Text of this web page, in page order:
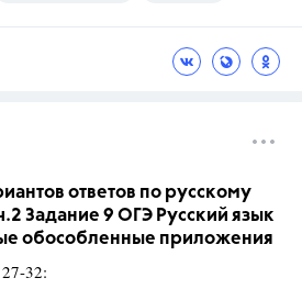
ответов по русскому
Задание 9 ОГЭ Русский язык
обособленные приложения
32: